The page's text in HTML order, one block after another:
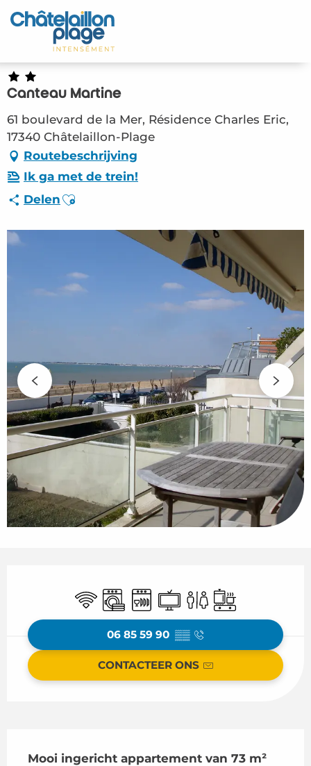
Aller
au
principal
Home – NL
Ontdek
Activiteiten
Leven
Afspraken
Uw verblijf - NL
HLO – Canteau Martine (Châtelaillon-Plage)
Canteau Martine
61 boulevard de la Mer, Résidence Charles Eric,
17340 Châtelaillon-Plage
Routebeschrijving
Ik ga met de trein!
Delen Ajouter aux favoris
Wifi Wasmachine
Vaatwassers
TelevisieToilettenKookplaat
06 85 59 90 ▒▒
CONTACTEER ONS
Mooi ingericht appartement van 73 m²